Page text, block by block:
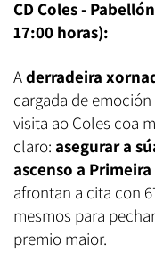
CD Coles -
17:00 horas):
Aderradeira
cargada de
visita ao Coles coa
claro: asegurar a
ascenso a
afrontan a cita con
mesmos para
premio maior.